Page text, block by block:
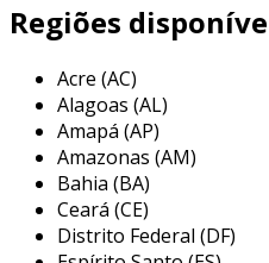
significativos e desconfortos
instalação é simples e
comodidade, fazendo do
ideal para quem busca
em suas operações.
a sistegerador é uma
especializada em
de grupos geradores de
Regiões
Acre (AC)
Alagoas (AL)
Amapá (AP)
Amazonas (AM)
Bahia (BA)
Ceará (CE)
Distrito Federal (DF)